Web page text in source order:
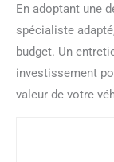
En adoptant une démarche préventive et en choisissant un
spécialiste
budget. Un
investissement
valeur de votre